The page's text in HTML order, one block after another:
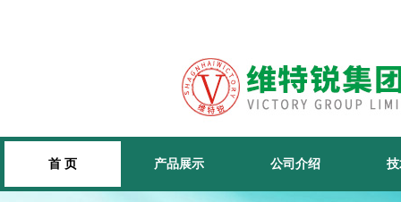
首 页 产品展示 公司介绍